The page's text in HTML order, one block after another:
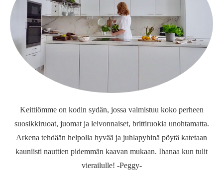
Keittiömme on kodin sydän, jossa valmistuu koko perheen
suosikkiruoat, juomat ja leivonnaiset, brittiruokia unohtamatta.
Arkena tehdään helpolla hyvää ja juhlapyhinä pöytä katetaan
kauniisti nauttien pidemmän kaavan mukaan. Ihanaa kun tulit
vierailulle! -Peggy-